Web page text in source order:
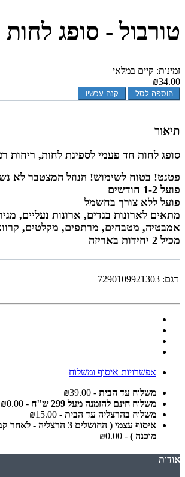
טורבול - סופג לחות SLIM
זמינות: קיים במלאי
₪34.00
הוספה לסל קנה עכשיו
תיאור
סופג לחות חד פעמי לספיגת לחות, ריחות
פטנט! בטוח לשימוש! הנוזל המצטבר לא
פועל 1-2 חודשים
פועל ללא צורך בחשמל
מתאים לארונות בגדים, ארונות נעליים,
אמבטיה, מטבחים, מרתפים, מקלטים,
מכיל 2 יחידות באריזה
דגם: 7290109921303
אפשרויות איסוף ומשלוח
משלוח עד הבית - ₪39.00
משלוח חינם להזמנה מעל 299 ש"ח
- ₪0.00
משלוח בהרצליה עד הבית - ₪15.00
איסוף עצמי ( החושלים 3
מוכנה ) - ₪0.00
אודות